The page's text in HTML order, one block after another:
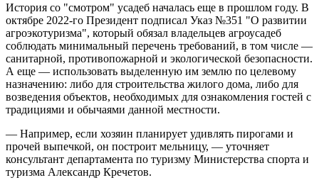
История со "смотром" усадеб началась еще в прошлом году. В
октябре 2022-го Президент подписал Указ №351 "О развитии
агроэкотуризма", который обязал владельцев агроусадеб
соблюдать минимальный перечень требований, в том числе —
санитарной, противопожарной и экологической безопасности.
А еще — использовать выделенную им землю по целевому
назначению: либо для строительства жилого дома, либо для
возведения объектов, необходимых для ознакомления гостей с
традициями и обычаями данной местности.
— Например, если хозяин планирует удивлять пирогами и
прочей выпечкой, он построит мельницу, — уточняет
консультант департамента по туризму Министерства спорта и
туризма Александр Кречетов.